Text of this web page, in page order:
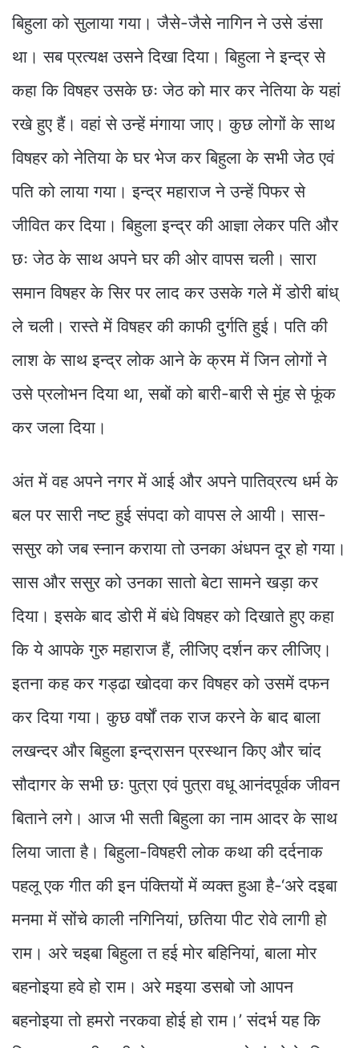
बिहुला को सुलाया गया। जैसे-जैसे नागिन ने उसे डंसा
था। सब प्रत्यक्ष उसने दिखा दिया। बिहुला ने इन्द्र से
कहा कि विषहर उसके छः जेठ को मार कर नेतिया के यहां
रखे हुए हैं। वहां से उन्हें मंगाया जाए। कुछ लोगों के साथ
विषहर को नेतिया के घर भेज कर बिहुला के सभी जेठ एवं
पति को लाया गया। इन्द्र महाराज ने उन्हें पिफर से
जीवित कर दिया। बिहुला इन्द्र की आज्ञा लेकर पति और
छः जेठ के साथ अपने घर की ओर वापस चली। सारा
समान विषहर के सिर पर लाद कर उसके गले में डोरी बांध्
ले चली। रास्ते में विषहर की काफी दुर्गति हुई। पति की
लाश के साथ इन्द्र लोक आने के क्रम में जिन लोगों ने
उसे प्रलोभन दिया था, सबों को बारी-बारी से मुंह से फूंक
कर जला दिया।
अंत में वह अपने नगर में आई और अपने पातिव्रत्य धर्म के
बल पर सारी नष्ट हुई संपदा को वापस ले आयी। सास-
ससुर को जब स्नान कराया तो उनका अंधपन दूर हो गया।
सास और ससुर को उनका सातो बेटा सामने खड़ा कर
दिया। इसके बाद डोरी में बंधे विषहर को दिखाते हुए कहा
कि ये आपके गुरु महाराज हैं, लीजिए दर्शन कर लीजिए।
इतना कह कर गड्ढा खोदवा कर विषहर को उसमें दफन
कर दिया गया। कुछ वर्षों तक राज करने के बाद बाला
लखन्दर और बिहुला इन्द्रासन प्रस्थान किए और चांद
सौदागर के सभी छः पुत्रा एवं पुत्रा वधू आनंदपूर्वक जीवन
बिताने लगे। आज भी सती बिहुला का नाम आदर के साथ
लिया जाता है। बिहुला-विषहरी लोक कथा की दर्दनाक
पहलू एक गीत की इन पंक्तियों में व्यक्त हुआ है-‘अरे दइबा
मनमा में सोंचे काली नगिनियां, छतिया पीट रोवे लागी हो
राम। अरे चइबा बिहुला त हई मोर बहिनियां, बाला मोर
बहनोइया हवे हो राम। अरे मइया डसबो जो आपन
बहनोइया तो हमरो नरकवा होई हो राम।’ संदर्भ यह कि